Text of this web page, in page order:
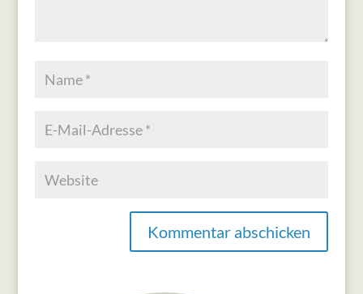
Kommentar abschicken